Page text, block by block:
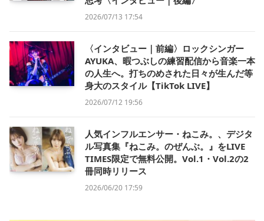
2026/07/13 17:54
〈インタビュー｜前編〉ロックシンガー
AYUKA、暇つぶしの練習配信から音楽一本
の人生へ。打ちのめされた日々が生んだ等
身大のスタイル【TikTok LIVE】
2026/07/12 19:56
人気インフルエンサー・ねこみ。、デジタ
ル写真集『ねこみ。のぜんぶ。』をLIVE
TIMES限定で無料公開。Vol.1・Vol.2の2
冊同時リリース
2026/06/20 17:59